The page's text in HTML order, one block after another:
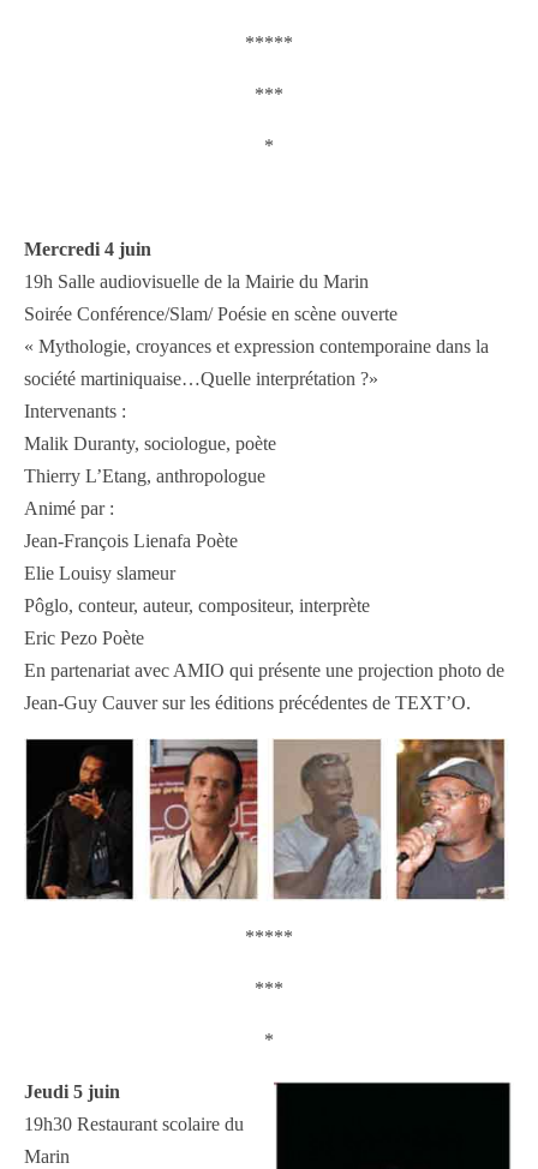
*****
***
*
Mercredi 4 juin
19h Salle audiovisuelle de la Mairie du Marin
Soirée Conférence/Slam/ Poésie en scène ouverte
« Mythologie, croyances et expression contemporaine dans la
société martiniquaise…Quelle interprétation ?»
Intervenants :
Malik Duranty, sociologue, poète
Thierry L’Etang, anthropologue
Animé par :
Jean-François Lienafa Poète
Elie Louisy slameur
Pôglo, conteur, auteur, compositeur, interprète
Eric Pezo Poète
En partenariat avec AMIO qui présente une projection photo de
Jean-Guy Cauver sur les éditions précédentes de TEXT’O.
*****
***
*
Jeudi 5 juin
19h30 Restaurant scolaire du
Marin